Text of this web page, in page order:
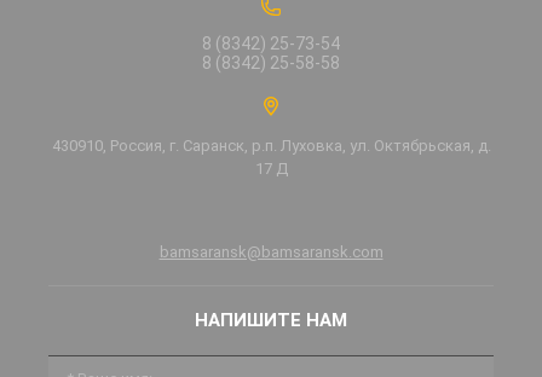
8 (8342) 25-73-54
8 (8342) 25-58-58
430910, Россия, г. Саранск, р.п. Луховка, ул. Октябрьская, д.
17 Д
bamsaransk@bamsaransk.com
НАПИШИТЕ НАМ